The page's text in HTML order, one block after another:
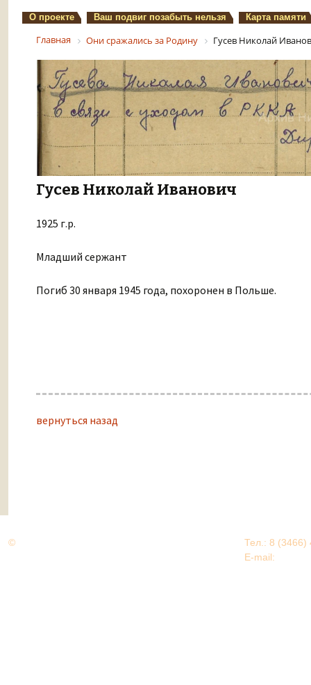
О проекте Ваш подвиг позабыть нельзя Карта памяти
Главная Они сражались за Родину Гусев Николай
Гусев Николай Иванович
1925 г.р.
Младший сержант
Погиб 30 января 1945 года, похоронен в Польше.
вернуться назад
©
Тел.: 8 (3466)
E-mail: